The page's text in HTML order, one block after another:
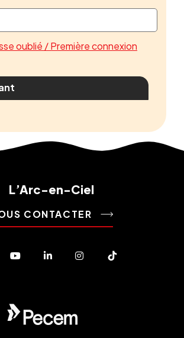
oublié / Première connexion
L’Arc-en-Ciel
CONTACTER